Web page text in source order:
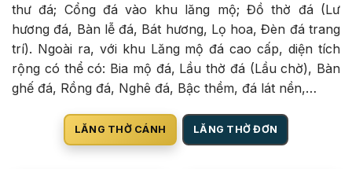
thư đá; Cổng đá vào khu lăng mộ; Đồ thờ đá (Lư
hương đá, Bàn lễ đá, Bát hương, Lọ hoa, Đèn đá trang
trí). Ngoài ra, với khu Lăng mộ đá cao cấp, diện tích
rộng có thể có: Bia mộ đá, Lầu thờ đá (Lầu chờ), Bàn
ghế đá, Rồng đá, Nghê đá, Bậc thềm, đá lát nền,…
LĂNG THỜ CÁNH LĂNG THỜ ĐƠN